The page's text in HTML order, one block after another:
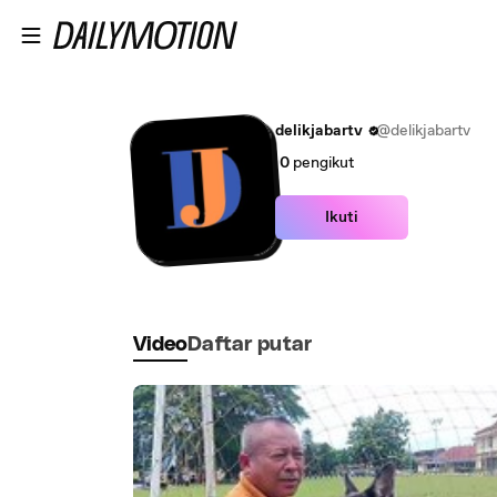
delikjabartv
@delikjabartv
0 pengikut
Ikuti
Video Daftar putar